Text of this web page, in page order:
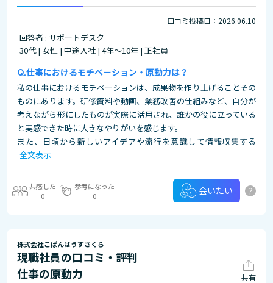
口コミ投稿日：2026.06.10
回答者 : サポートデスク
30代 | 女性 | 中途入社 | 4年～10年 | 正社員
仕事におけるモチベーション・原動力は？
私の仕事におけるモチベーションは、成果物を作り上げることその
ものにあります。研修資料や動画、業務改善の仕組みなど、自分が
考えながら形にしたものが実際に活用され、誰かの役に立っている
と実感できた時に大きなやりがいを感じます。
また、日頃から新しいアイデアや流行を意識して情報収集する
全文表示
共感した
0
参考になった
0
会いたい ?
株式会社こぱんはうすさくら
現職社員の口コミ・評判
仕事の原動力
共有